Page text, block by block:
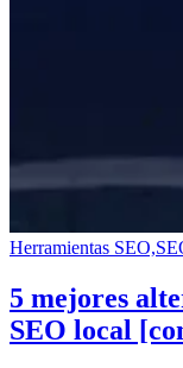
Herramientas SEO,
5 mejores
SEO local